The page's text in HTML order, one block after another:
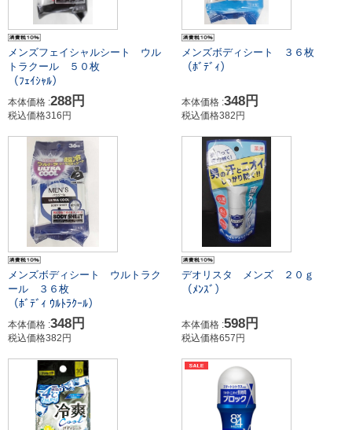
メンズフェイシャルシート ウル
トラクール ５０枚
（ﾌｪｲｼｬﾙ）
本体価格 :288円
税込価格316円
メンズボディシート ３６枚
（ﾎﾞﾃﾞｨ）
本体価格 :348円
税込価格382円
メンズボディシート ウルトラク
ール ３６枚
（ﾎﾞﾃﾞｨ ｳﾙﾄﾗｸｰﾙ）
本体価格 :348円
税込価格382円
デオリスタ メンズ ２０ｇ
（ﾒﾝｽﾞ）
本体価格 :598円
税込価格657円